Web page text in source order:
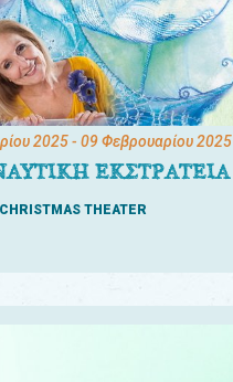
2025- 09 Φεβρουαρίου 2025
ΕΚΣΤΡΑΤΕΙΑ
CHRISTMAS THEATER